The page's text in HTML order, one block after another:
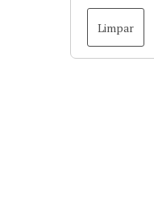
Limpar